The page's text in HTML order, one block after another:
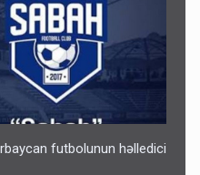
Bakı qatarına bilet
futbolunun həlledici